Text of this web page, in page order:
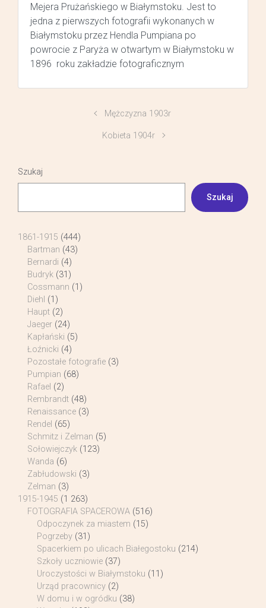
Mejera Prużańskiego w Białymstoku. Jest to
jedna z pierwszych fotografii wykonanych w
Białymstoku przez Hendla Pumpiana po
powrocie z Paryża w otwartym w Białymstoku w
1896 roku zakładzie fotograficznym
Mężczyzna 1903r
Kobieta 1904r
Szukaj
Szukaj
1861-1915 (444)
Bartman (43)
Bernardi (4)
Budryk (31)
Cossmann (1)
Diehl (1)
Haupt (2)
Jaeger (24)
Kapłański (5)
Łoźnicki (4)
Pozostałe fotografie (3)
Pumpian (68)
Rafael (2)
Rembrandt (48)
Renaissance (3)
Rendel (65)
Schmitz i Zelman (5)
Sołowiejczyk (123)
Wanda (6)
Zabłudowski (3)
Zelman (3)
1915-1945 (1 263)
FOTOGRAFIA SPACEROWA (516)
Odpoczynek za miastem (15)
Pogrzeby (31)
Spacerkiem po ulicach Białegostoku (214)
Szkoły uczniowie (37)
Uroczystości w Białymstoku (11)
Urząd pracownicy (2)
W domu i w ogródku (38)